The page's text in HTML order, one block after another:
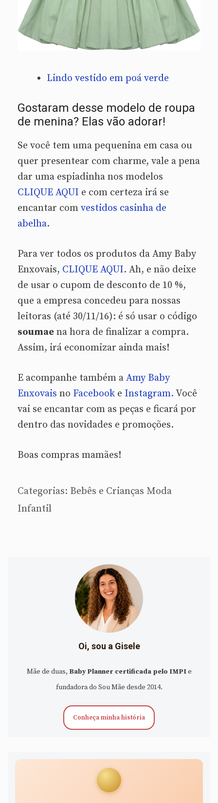
Lindo vestido em poá verde
Gostaram desse modelo de roupa
de menina? Elas vão adorar!
Se você tem uma pequenina em casa ou
quer presentear com charme, vale a pena
dar uma espiadinha nos modelos
CLIQUE AQUI e com certeza irá se
encantar com vestidos casinha de
abelha.
Para ver todos os produtos da Amy Baby
Enxovais, CLIQUE AQUI. Ah, e não deixe
de usar o cupom de desconto de 10 %,
que a empresa concedeu para nossas
leitoras (até 30/11/16): é só usar o código
soumae na hora de finalizar a compra.
Assim, irá economizar ainda mais!
E acompanhe também a Amy Baby
Enxovais no Facebook e Instagram. Você
vai se encantar com as peças e ficará por
dentro das novidades e promoções.
Boas compras mamães!
Categorias: Bebês e Crianças Moda
Infantil
Oi, sou a Gisele
Mãe de duas, Baby Planner certificada pelo IMPIe
fundadora do Sou Mãe desde 2014.
Conheça minha história